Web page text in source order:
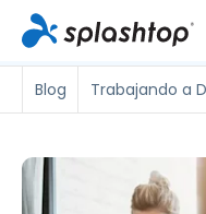
Blog Trabajando a